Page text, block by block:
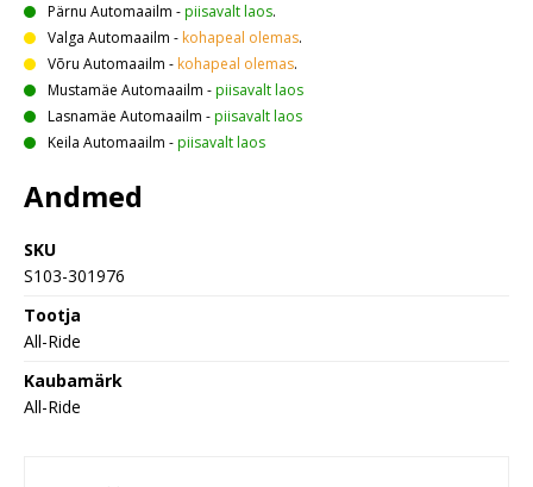
Pärnu Automaailm -piisavalt laos.
Valga Automaailm - kohapeal olemas.
Võru Automaailm - kohapeal olemas.
Mustamäe Automaailm -piisavalt laos
Lasnamäe Automaailm -piisavalt laos
Keila Automaailm -piisavalt laos
Andmed
SKU
S103-301976
Tootja
All-Ride
Kaubamärk
All-Ride